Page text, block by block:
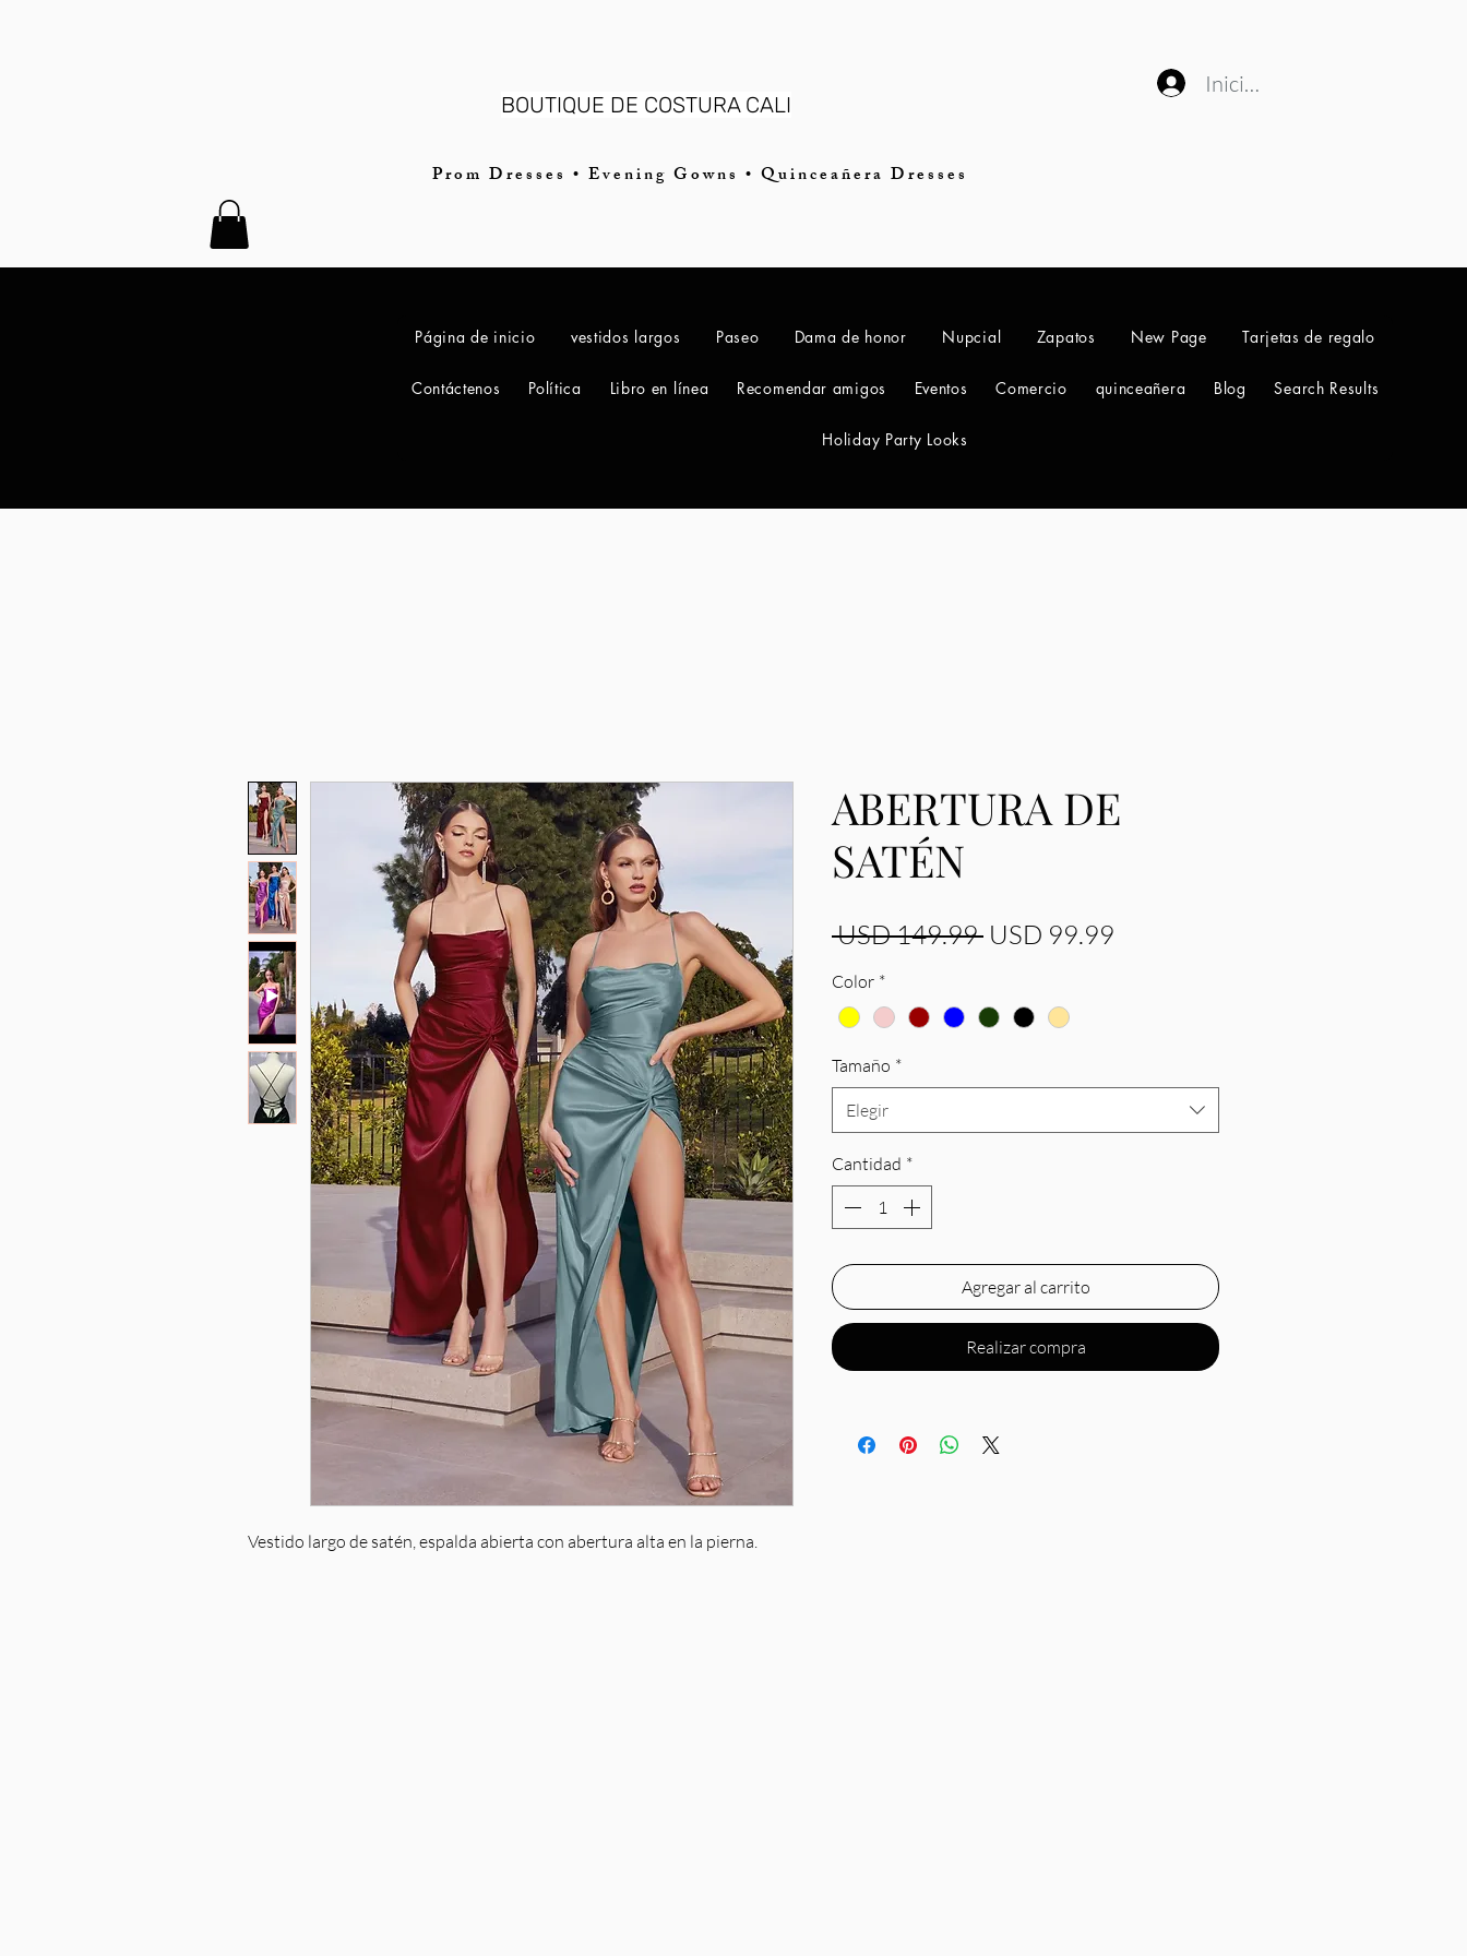
BOUTIQUE DE COSTURA CALI
Iniciar sesión
Prom Dresses • Evening Gowns • Quinceañera Dresses
Página de inicio vestidos largos Paseo Dama de honor Nupcial Zapatos New Page Tarjetas de regalo
Contáctenos Política Libro en línea Recomendar amigos Eventos Comercio quinceañera Blog Search Results
Holiday Party Looks
Vestido largo de satén, espalda abierta con abertura alta en la pierna.
ABERTURA DE
SATÉN
USD 149.99 Precio
USD 99.99
Color *
Tamaño *
Elegir
Cantidad *
Agregar al carrito
Realizar compra